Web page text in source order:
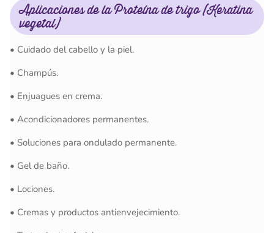
Aplicaciones de la Proteína de trigo (Keratina
vegetal)
• Cuidado del cabello y la piel.
• Champús.
• Enjuagues en crema.
• Acondicionadores permanentes.
• Soluciones para ondulado permanente.
• Gel de baño.
• Lociones.
• Cremas y productos antienvejecimiento.